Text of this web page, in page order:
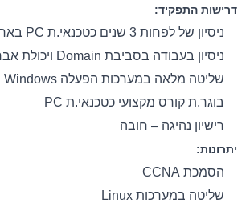
דרישות התפקיד:
ניסיון של לפחות 3 שנים כטכנאי.ת PC בארגון גדול (500+ משתמשים)
ניסיון בעבודה בסביבת Domain ויכולת אבחון וטיפול בתקלות
שליטה מלאה במערכות הפעלה Windows וביישומי Office
בוגר.ת קורס מקצועי כטכנאי.ת PC
רישיון נהיגה – חובה
יתרונות:
הסמכת CCNA
שליטה במערכות Linux